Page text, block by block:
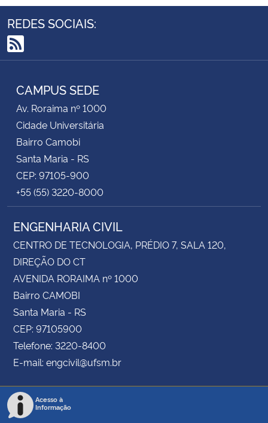
REDES SOCIAIS:
RSS
CAMPUS SEDE
Av. Roraima nº 1000
Cidade Universitária
Bairro Camobi
Santa Maria - RS
CEP: 97105-900
+55 (55) 3220-8000
ENGENHARIA CIVIL
CENTRO DE TECNOLOGIA, PRÉDIO 7, SALA 120,
DIREÇÃO DO CT
AVENIDA RORAIMA nº 1000
Bairro CAMOBI
Santa Maria - RS
CEP: 97105900
Telefone: 3220-8400
E-mail: engcivil@ufsm.br
Acesso à
Informação